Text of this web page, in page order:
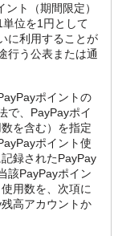
ト（期間限定）
位を1円として
に利用することが
行う公表または通
ポイントの
で、PayPayポイ
を含む）を指定
ポイント使
録されたPayPay
該PayPayポイン
用数を、次項に
高アカウントか